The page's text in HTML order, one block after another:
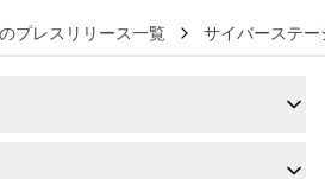
プレスリリース一覧 サイバーステ